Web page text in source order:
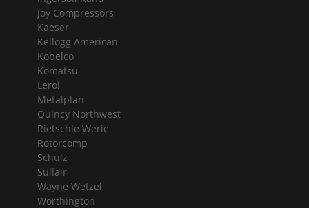
Joy Compressors
Kaeser
Kellogg American
Kobelco
Komatsu
Leroi
Metalplan
Quincy Northwest
Rietschle Werie
Rotorcomp
Schulz
Sullair
Wayne Wetzel
Worthington